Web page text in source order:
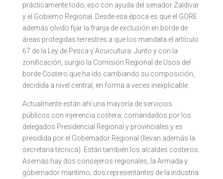
prácticamente todo; eso con ayuda del senador Zaldívar
y el Gobierno Regional. Desde esa época es que el GORE
además olvido fijar la franja de exclusión en borde de
áreas protegidas terrestres a que los mandata el artículo
67 de la Ley de Pesca y Acuicultura. Junto y con la
zonificación, surgió la Comisión Regional de Usos del
borde Costero que ha ido cambiando su composición,
decidida a nivel central, en forma a veces inexplicable.
Actualmente están ahí una mayoría de servicios
públicos con injerencia costera, comandados por los
delegados Presidencial Regional y provinciales y es
presidida por el Gobernador Regional (llevan además la
secretaria técnica). Están también los alcaldes costeros.
Asemás hay dos consejeros regionales, la Armada y
gobernador maritimo, dos representantes de la industria